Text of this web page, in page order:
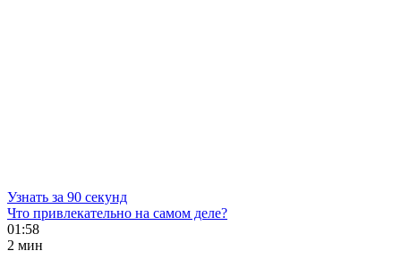
Узнать за 90 секунд
Что привлекательно на самом деле?
01:58
2 мин